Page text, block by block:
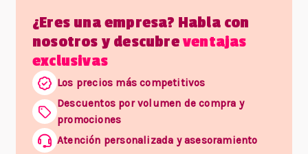
¿Eres una empresa? Habla con
nosotros y descubreventajas
exclusivas
Los precios más competitivos
Descuentos por volumen de compra y
promociones
Atención personalizada y asesoramiento